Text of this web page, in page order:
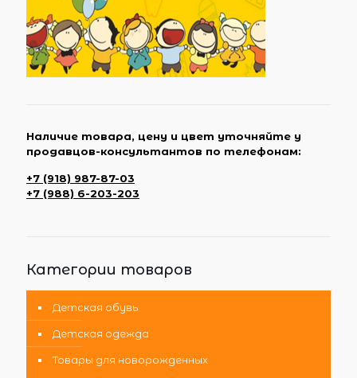
Наличие товара, цену и цвет уточняйте у
продавцов-консультантов по телефонам:
+7 (918) 987-87-03
+7 (988) 6-203-203
Категории товаров
Детская обувь
Детская одежда
Товары для новорожденных